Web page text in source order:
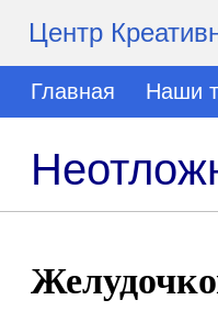
Центр
Главная Наши